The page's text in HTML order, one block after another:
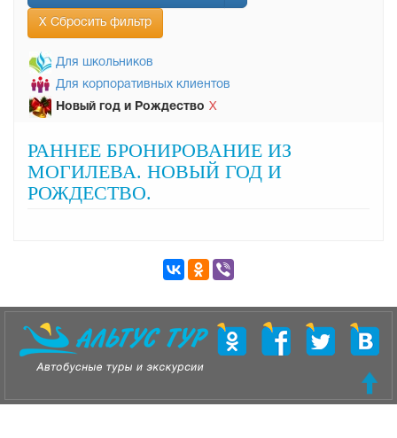
Х Сбросить фильтр
Для школьников
Для корпоративных клиентов
Новый год и Рождество Х
РАННЕЕ БРОНИРОВАНИЕ ИЗ
МОГИЛЕВА. НОВЫЙ ГОД И
РОЖДЕСТВО.